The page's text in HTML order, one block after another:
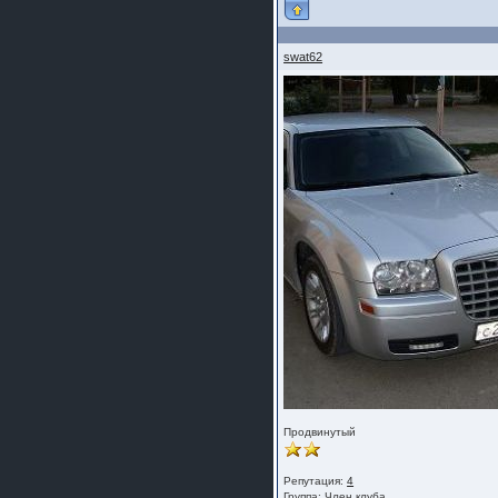
swat62
Продвинутый
Репутация:4